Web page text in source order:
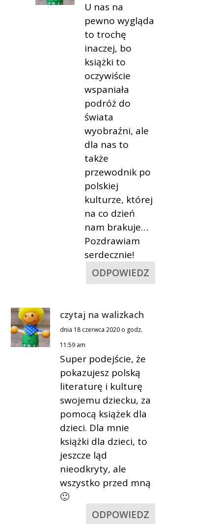
U nas na
pewno wygląda
to trochę
inaczej, bo
książki to
oczywiście
wspaniała
podróż do
świata
wyobraźni, ale
dla nas to
także
przewodnik po
polskiej
kulturze, której
na co dzień
nam brakuje…
Pozdrawiam
serdecznie!
ODPOWIEDZ
czytaj na walizkach
dnia 18 czerwca 2020 o godz.
11:59 am
Super podejście, że
pokazujesz polską
literaturę i kulturę
swojemu dziecku, za
pomocą książek dla
dzieci. Dla mnie
książki dla dzieci, to
jeszcze ląd
nieodkryty, ale
wszystko przed mną
🙂
ODPOWIEDZ